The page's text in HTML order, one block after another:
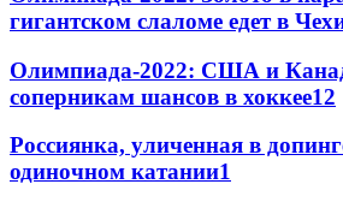
гигантском слаломе едет в
Олимпиада-2022: США и
соперникам шансов в хоккее12
Россиянка, уличенная в
одиночном катании1